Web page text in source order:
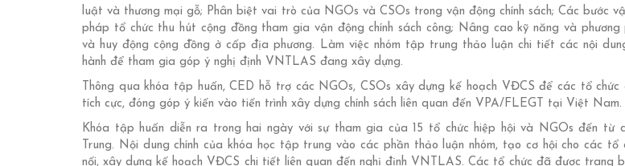
luật và thương mại gỗ; Phân biệt vai trò của NGOs và CSOs trong vận động chính sách; Các bước
pháp tổ chức thu hút cộng đồng tham gia vận động chính sách công; Nâng cao kỹ năng và phương
và huy động cộng đồng ở cấp địa phương. Làm việc nhóm tập trung thảo luận chi tiết các nội
hành để tham gia góp ý nghị định VNTLAS đang xây dựng.
Thông qua khóa tập huấn, CED hỗ trợ các NGOs, CSOs xây dựng kế hoạch VĐCS để các tổ
tích cực, đóng góp ý kiến vào tiến trình xây dựng chính sách liên quan đến VPA/FLEGT tại Việt Nam.
Khóa tập huấn diễn ra trong hai ngày với sự tham gia của 15 tổ chức hiệp hội và NGOs đến từ
Trung. Nội dung chính của khóa học tập trung vào các phần thảo luận nhóm, tạo cơ hội cho các tổ
nối, xây dựng kế hoạch VĐCS chi tiết liên quan đến nghị định VNTLAS. Các tổ chức đã được trang